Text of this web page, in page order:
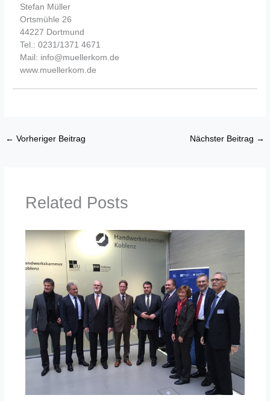
Stefan Müller
Ortsmühle 26
44227 Dortmund
Tel.: 0231/1371 4671
Mail: info@muellerkom.de
www.muellerkom.de
← Vorheriger Beitrag Nächster Beitrag →
Related Posts